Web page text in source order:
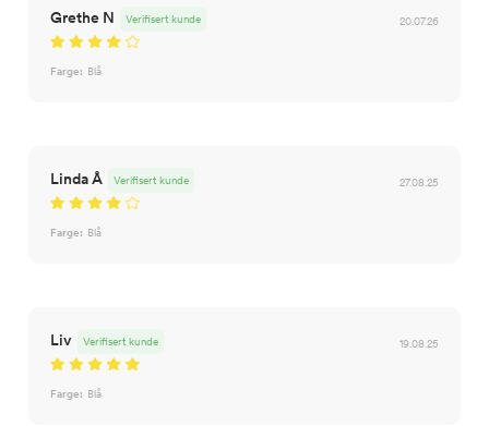
Grethe N 20.07.26
Verifisert kunde
Farge: Blå
Linda Å 27.08.25
Verifisert kunde
Farge: Blå
Liv 19.08.25
Verifisert kunde
Farge: Blå